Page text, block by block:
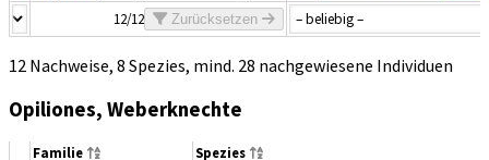
12/12
Zurücksetzen
12 Nachweise, 8 Spezies, mind. 28 nachgewiesene Individuen
Opiliones, Weberknechte
Familie Spezies